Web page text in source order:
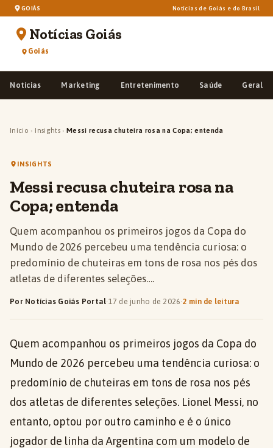
GOIÁS Notícias de Goiás e do Brasil
Notícias Goiás
Goiás
Notícias Marketing Entretenimento Saúde Geral
Início › Insights › Messi recusa chuteira rosa na Copa; entenda
INSIGHTS
Messi recusa chuteira rosa na
Copa; entenda
Quem acompanhou os primeiros jogos da Copa do
Mundo de 2026 percebeu uma tendência curiosa: o
predomínio de chuteiras em tons de rosa nos pés dos
atletas de diferentes seleções….
Por Notícias Goiás Portal·17 de junho de 2026·2 min de leitura
Quem acompanhou os primeiros jogos da Copa do
Mundo de 2026 percebeu uma tendência curiosa: o
predomínio de chuteiras em tons de rosa nos pés
dos atletas de diferentes seleções. Lionel Messi, no
entanto, optou por outro caminho e é o único
jogador de linha da Argentina com um modelo de